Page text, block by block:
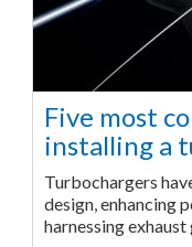
Five most
installing a
Turbochargers
design, enhancing
harnessing exhaust